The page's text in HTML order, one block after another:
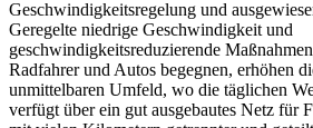
Geschwindigkeitsregelung und
Geregelte niedrige Geschwindigkeit und
geschwindigkeitsreduzierende
Radfahrer und Autos begegnen, erhöhen
unmittelbaren Umfeld, wo die täglichen
verfügt über ein gut ausgebautes Netz für